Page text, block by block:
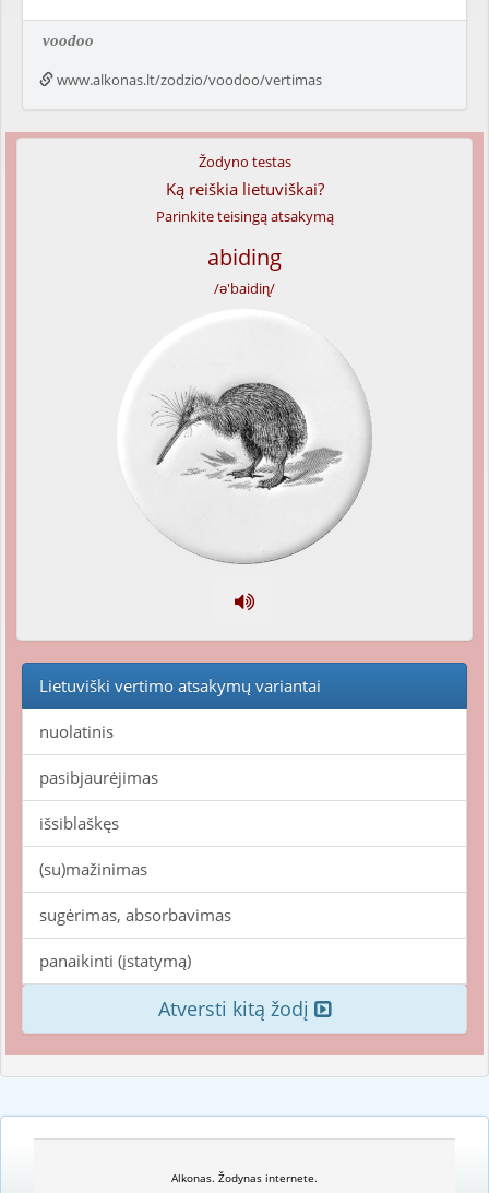
voodoo
www.alkonas.lt/zodzio/voodoo/vertimas
Žodyno testas
Ką reiškia lietuviškai?
Parinkite teisingą atsakymą
abiding
/ə'baidiɳ/
Lietuviški vertimo atsakymų variantai
nuolatinis
pasibjaurėjimas
išsiblaškęs
(su)mažinimas
sugėrimas, absorbavimas
panaikinti (įstatymą)
Atversti kitą žodį
Alkonas. Žodynas internete.